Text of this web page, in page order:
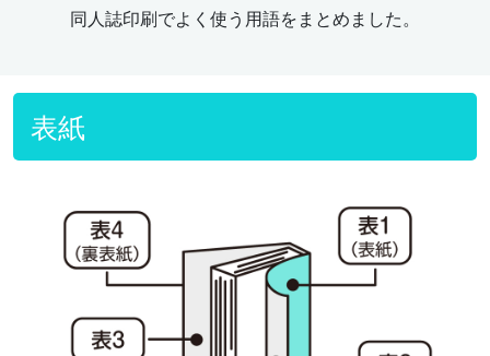
同人誌印刷でよく使う用語をまとめました。
表紙